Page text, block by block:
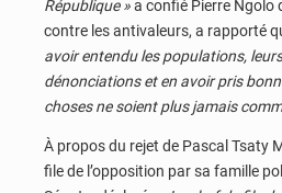
République »a confié Pierre Ngolo
contre les antivaleurs, a rapporté
avoir entendu les populations,
dénonciations et en avoir pris
choses ne soient plus jamais
À propos du rejet de Pascal Tsaty
file de l’opposition par sa famille